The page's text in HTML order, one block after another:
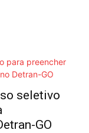
seletivo
GO